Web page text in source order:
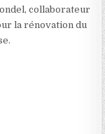
collaborateur
la rénovation du